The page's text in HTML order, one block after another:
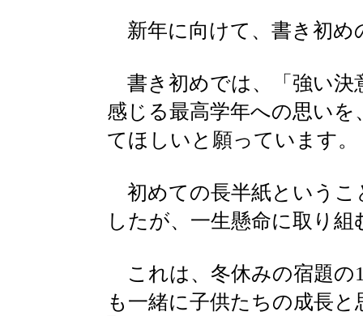
新年に向けて、書き初め
書き初めでは、「強い決
感じる最高学年への思い
てほしいと願っています。
初めての長半紙というこ
したが、一生懸命に取り
これは、冬休みの宿題の
も一緒に子供たちの成長